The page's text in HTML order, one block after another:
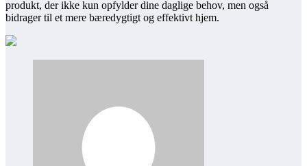
produkt, der ikke kun opfylder dine daglige behov, men også
bidrager til et mere bæredygtigt og effektivt hjem.